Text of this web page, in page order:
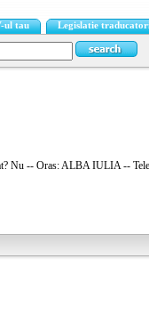
ul tau Legislatie
Nu -- Oras: ALBA IULIA --